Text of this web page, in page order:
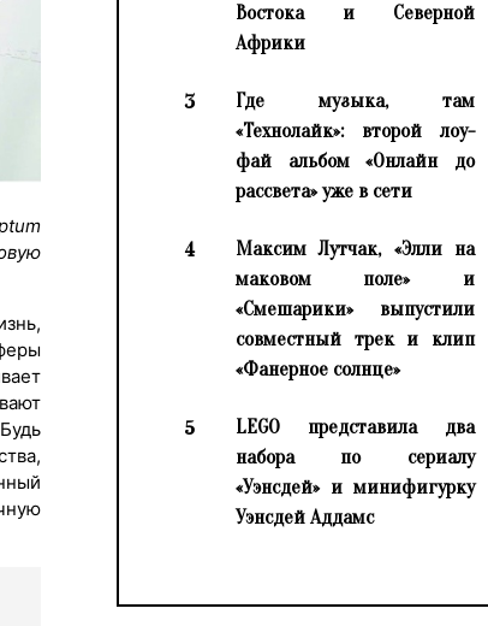
Востока и Северной
Африки
3
Где музыка, там
«Технолайк»: второй лоу-
фай альбом «Онлайн до
рассвета» уже в сети
4
Максим Лутчак, «Элли на
маковом поле» и
«Смешарики» выпустили
совместный трек и клип
«Фанерное солнце»
5
LEGO представила два
набора по сериалу
«Уэнсдей» и минифигурку
Уэнсдей Аддамс